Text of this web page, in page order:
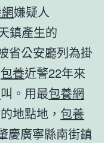
嫌疑人
鎮產生的
省公安廳列為掛
包養近警22年來
叫。用最包養網
地點地， 包養
慶廣寧縣南街鎮